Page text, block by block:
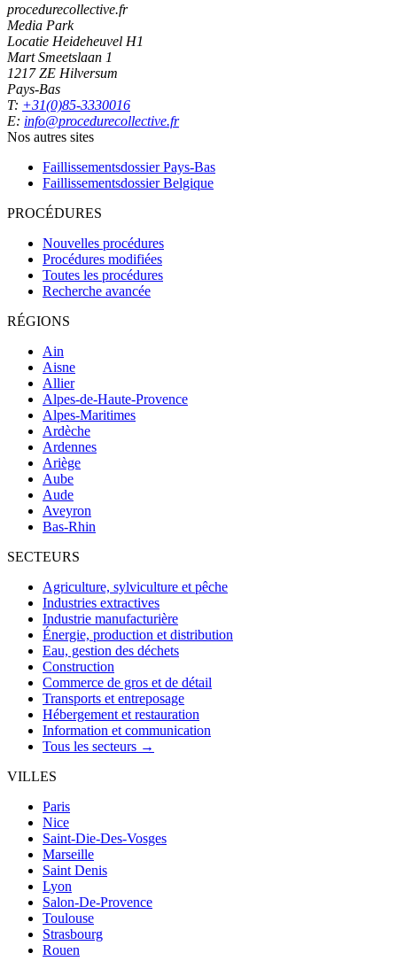
procedurecollective.fr
Media Park
Locatie Heideheuvel H1
Mart Smeetslaan 1
1217 ZE Hilversum
Pays-Bas
T: +31(0)85-3330016
E: info@procedurecollective.fr
Nos autres sites
Faillissementsdossier Pays-Bas
Faillissementsdossier Belgique
PROCÉDURES
Nouvelles procédures
Procédures modifiées
Toutes les procédures
Recherche avancée
RÉGIONS
Ain
Aisne
Allier
Alpes-de-Haute-Provence
Alpes-Maritimes
Ardèche
Ardennes
Ariège
Aube
Aude
Aveyron
Bas-Rhin
SECTEURS
Agriculture, sylviculture et pêche
Industries extractives
Industrie manufacturière
Énergie, production et distribution
Eau, gestion des déchets
Construction
Commerce de gros et de détail
Transports et entreposage
Hébergement et restauration
Information et communication
Tous les secteurs →
VILLES
Paris
Nice
Saint-Die-Des-Vosges
Marseille
Saint Denis
Lyon
Salon-De-Provence
Toulouse
Strasbourg
Rouen